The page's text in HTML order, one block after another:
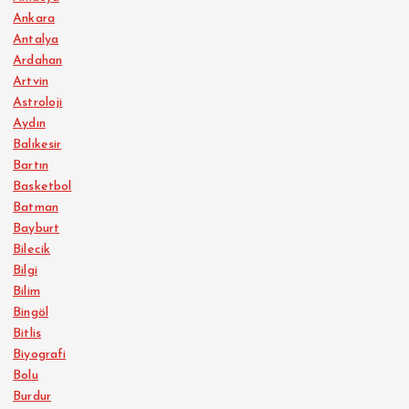
Ankara
Antalya
Ardahan
Artvin
Astroloji
Aydın
Balıkesir
Bartın
Basketbol
Batman
Bayburt
Bilecik
Bilgi
Bilim
Bingöl
Bitlis
Biyografi
Bolu
Burdur